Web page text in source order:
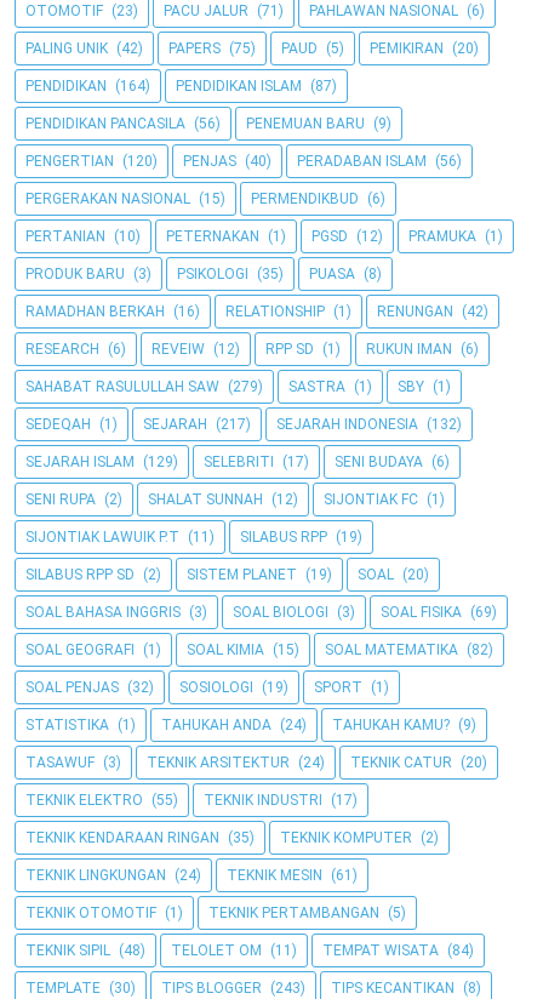
OTOMOTIF (23) PACU JALUR (71) PAHLAWAN NASIONAL (6)
PALING UNIK (42) PAPERS (75) PAUD (5) PEMIKIRAN (20)
PENDIDIKAN (164) PENDIDIKAN ISLAM (87)
PENDIDIKAN PANCASILA (56) PENEMUAN BARU (9)
PENGERTIAN (120) PENJAS (40) PERADABAN ISLAM (56)
PERGERAKAN NASIONAL (15) PERMENDIKBUD (6)
PERTANIAN (10) PETERNAKAN (1) PGSD (12) PRAMUKA (1)
PRODUK BARU (3) PSIKOLOGI (35) PUASA (8)
RAMADHAN BERKAH (16) RELATIONSHIP (1) RENUNGAN (42)
RESEARCH (6) REVEIW (12) RPP SD (1) RUKUN IMAN (6)
SAHABAT RASULULLAH SAW (279) SASTRA (1) SBY (1)
SEDEQAH (1) SEJARAH (217) SEJARAH INDONESIA (132)
SEJARAH ISLAM (129) SELEBRITI (17) SENI BUDAYA (6)
SENI RUPA (2) SHALAT SUNNAH (12) SIJONTIAK FC (1)
SIJONTIAK LAWUIK P.T (11) SILABUS RPP (19)
SILABUS RPP SD (2) SISTEM PLANET (19) SOAL (20)
SOAL BAHASA INGGRIS (3) SOAL BIOLOGI (3) SOAL FISIKA (69)
SOAL GEOGRAFI (1) SOAL KIMIA (15) SOAL MATEMATIKA (82)
SOAL PENJAS (32) SOSIOLOGI (19) SPORT (1)
STATISTIKA (1) TAHUKAH ANDA (24) TAHUKAH KAMU? (9)
TASAWUF (3) TEKNIK ARSITEKTUR (24) TEKNIK CATUR (20)
TEKNIK ELEKTRO (55) TEKNIK INDUSTRI (17)
TEKNIK KENDARAAN RINGAN (35) TEKNIK KOMPUTER (2)
TEKNIK LINGKUNGAN (24) TEKNIK MESIN (61)
TEKNIK OTOMOTIF (1) TEKNIK PERTAMBANGAN (5)
TEKNIK SIPIL (48) TELOLET OM (11) TEMPAT WISATA (84)
TEMPLATE (30) TIPS BLOGGER (243) TIPS KECANTIKAN (8)